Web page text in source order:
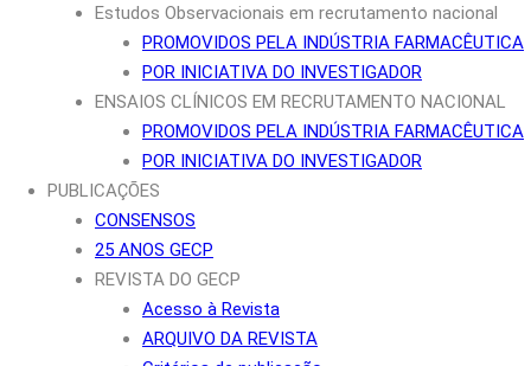
Estudos Observacionais em recrutamento nacional
PROMOVIDOS PELA INDÚSTRIA FARMACÊUTICA
POR INICIATIVA DO INVESTIGADOR
ENSAIOS CLÍNICOS EM RECRUTAMENTO NACIONAL
PROMOVIDOS PELA INDÚSTRIA FARMACÊUTICA
POR INICIATIVA DO INVESTIGADOR
PUBLICAÇÕES
CONSENSOS
25 ANOS GECP
REVISTA DO GECP
Acesso à Revista
ARQUIVO DA REVISTA